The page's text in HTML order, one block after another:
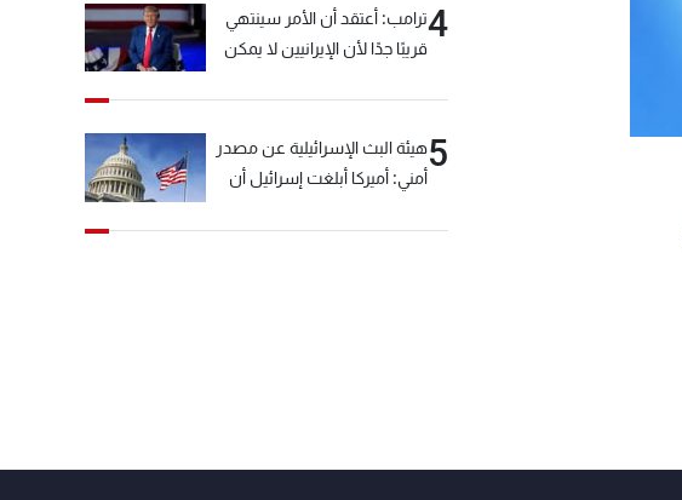
4ترامب: أعتقد أن الأمر سينتهي
قريبًا جدًا لأن الإيرانيين لا يمكن
5هيئة البث الإسرائيلية عن مصدر
أمني: أميركا أبلغت إسرائيل أن